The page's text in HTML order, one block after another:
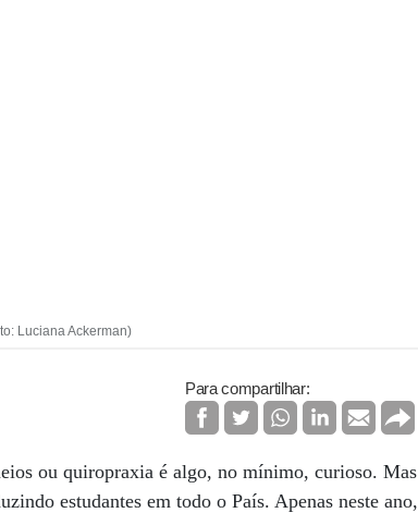
Luciana Ackerman)
Para compartilhar:
ou quiropraxia é algo, no mínimo, curioso. Mas
estudantes em todo o País. Apenas neste ano,